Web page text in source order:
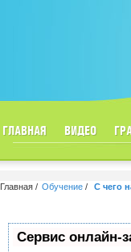
ГЛАВНАЯ ВИДЕО
Главная Обучение С чего
Сервис онлайн-